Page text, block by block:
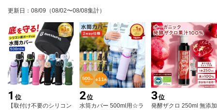
更新日 ： 08/09 （08/02〜08/08集計）
1 位
【取付け不要のシリコン
2位
水筒カバー 500ml用☆ラ
3位
発酵ザクロ 250ml 無添加